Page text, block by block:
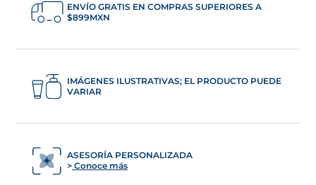
ENVÍO GRATIS EN COMPRAS SUPERIORES A
$899MXN
IMÁGENES ILUSTRATIVAS; EL PRODUCTO PUEDE
VARIAR
ASESORÍA PERSONALIZADA
Conoce más